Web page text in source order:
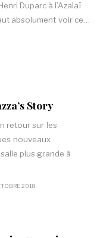
Duparc à l’Azalaï
absolument voir ce…
Story
retour sur les
nouveaux
plus grande à
2018